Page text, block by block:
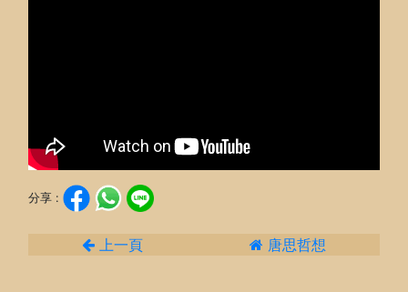
分享 :
上一頁 唐思哲想